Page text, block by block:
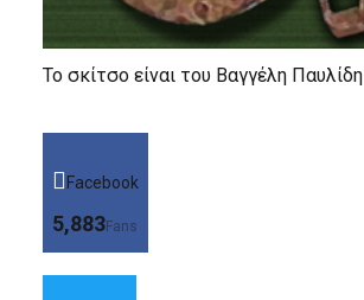
Το σκίτσο είναι του Βαγγέλη Παυλίδη
Facebook
5,883Fans